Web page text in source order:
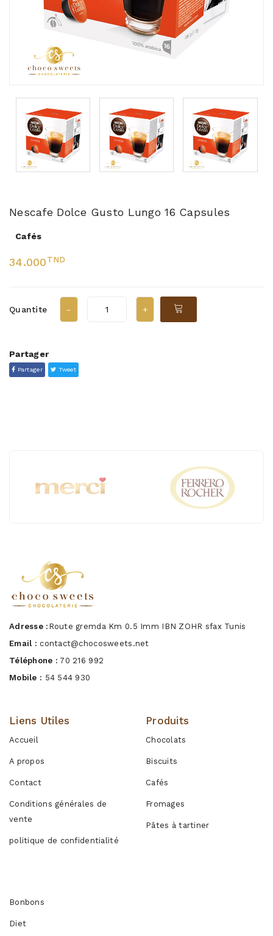
Nescafe Dolce Gusto Lungo 16 Capsules
Cafés
34.000TND
Quantite
Partager
Partager Tweet
Adresse : Route gremda Km 0.5 Imm IBN ZOHR sfax Tunis
Email : contact@chocosweets.net
Téléphone : 70 216 992
Mobile : 54 544 930
Liens Utiles
Accueil
A propos
Contact
Conditions générales de
vente
politique de confidentialité
Produits
Chocolats
Biscuits
Cafés
Fromages
Pâtes à tartiner
Bonbons
Diet